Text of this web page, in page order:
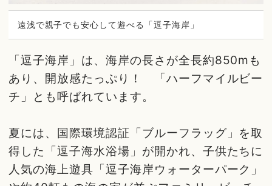
遠浅で親子でも安心して遊べる「逗子海岸」
「逗子海岸」は、海岸の長さが全長約850mも
あり、開放感たっぷり！ 「ハーフマイルビー
チ」とも呼ばれています。
夏には、国際環境認証「ブルーフラッグ」を取
得した「逗子海水浴場」が開かれ、子供たちに
人気の海上遊具「逗子海岸ウォーターパーク」